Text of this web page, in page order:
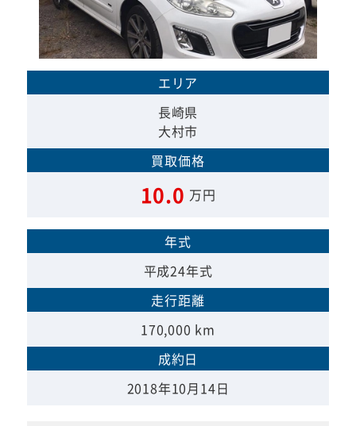
エリア
長崎県
大村市
買取価格
10.0 万円
年式
平成24年式
走行距離
170,000 km
成約日
2018年10月14日